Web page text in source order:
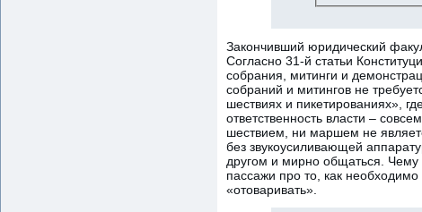
Закончивший юридический
Согласно 31-й статьи
собрания, митинги и
собраний и митингов не
шествиях и пикетированиях»,
ответственность власти –
шествием, ни маршем не
без звукоусиливающей
другом и мирно общаться.
пассажи про то, как
«отоваривать».